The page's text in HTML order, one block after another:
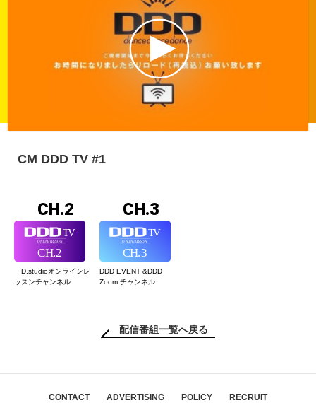
CM DDD TV #1
CH.2
D.studioオンラインレ
ッスンチャンネル
CH.3
DDD EVENT &DDD
Zoom チャンネル
配信番組一覧へ戻る
CONTACT ADVERTISING POLICY RECRUIT